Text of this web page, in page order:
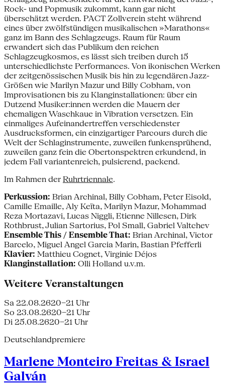
Rock- und Popmusik zukommt, kann gar nicht
überschätzt werden. PACT Zollverein steht während
eines über zwölfstündigen musikalischen »Marathons«
ganz im Bann des Schlagzeugs. Raum für Raum
erwandert sich das Publikum den reichen
Schlagzeugkosmos, es lässt sich treiben durch 15
unterschiedlichste Performances. Von ikonischen Werken
der zeitgenössischen Musik bis hin zu legendären Jazz-
Größen wie Marilyn Mazur und Billy Cobham, von
Improvisationen bis zu Klanginstallationen: über ein
Dutzend Musiker:innen werden die Mauern der
ehemaligen Waschkaue in Vibration versetzen. Ein
einmaliges Aufeinandertreffen verschiedenster
Ausdrucksformen, ein einzigartiger Parcours durch die
Welt der Schlaginstrumente, zuweilen funkensprühend,
zuweilen ganz fein die Obertonspektren erkundend, in
jedem Fall variantenreich, pulsierend, packend.
Im Rahmen der Ruhrtriennale.
Perkussion: Brian Archinal, Billy Cobham, Peter Eisold,
Camille Emaille, Aly Keïta, Marilyn Mazur, Mohammad
Reza Mortazavi, Lucas Niggli, Etienne Nillesen, Dirk
Rothbrust, Julian Sartorius, Pol Small, Gabriel Valtchev
Ensemble This / Ensemble That: Brian Archinal, Victor
Barcelo, Miguel Angel Garcia Marin, Bastian Pfefferli
Klavier: Matthieu Cognet, Virginie Déjos
Klanginstallation: Olli Holland u.v.m.
Weitere Veranstaltungen
Sa 22.08.2620–21 Uhr
So 23.08.2620–21 Uhr
Di 25.08.2620–21 Uhr
Deutschlandpremiere
Marlene Monteiro Freitas & Israel
Galván